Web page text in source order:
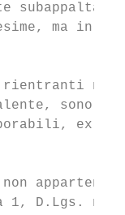
ma in
sono,
ex
1, D.Lgs. n.